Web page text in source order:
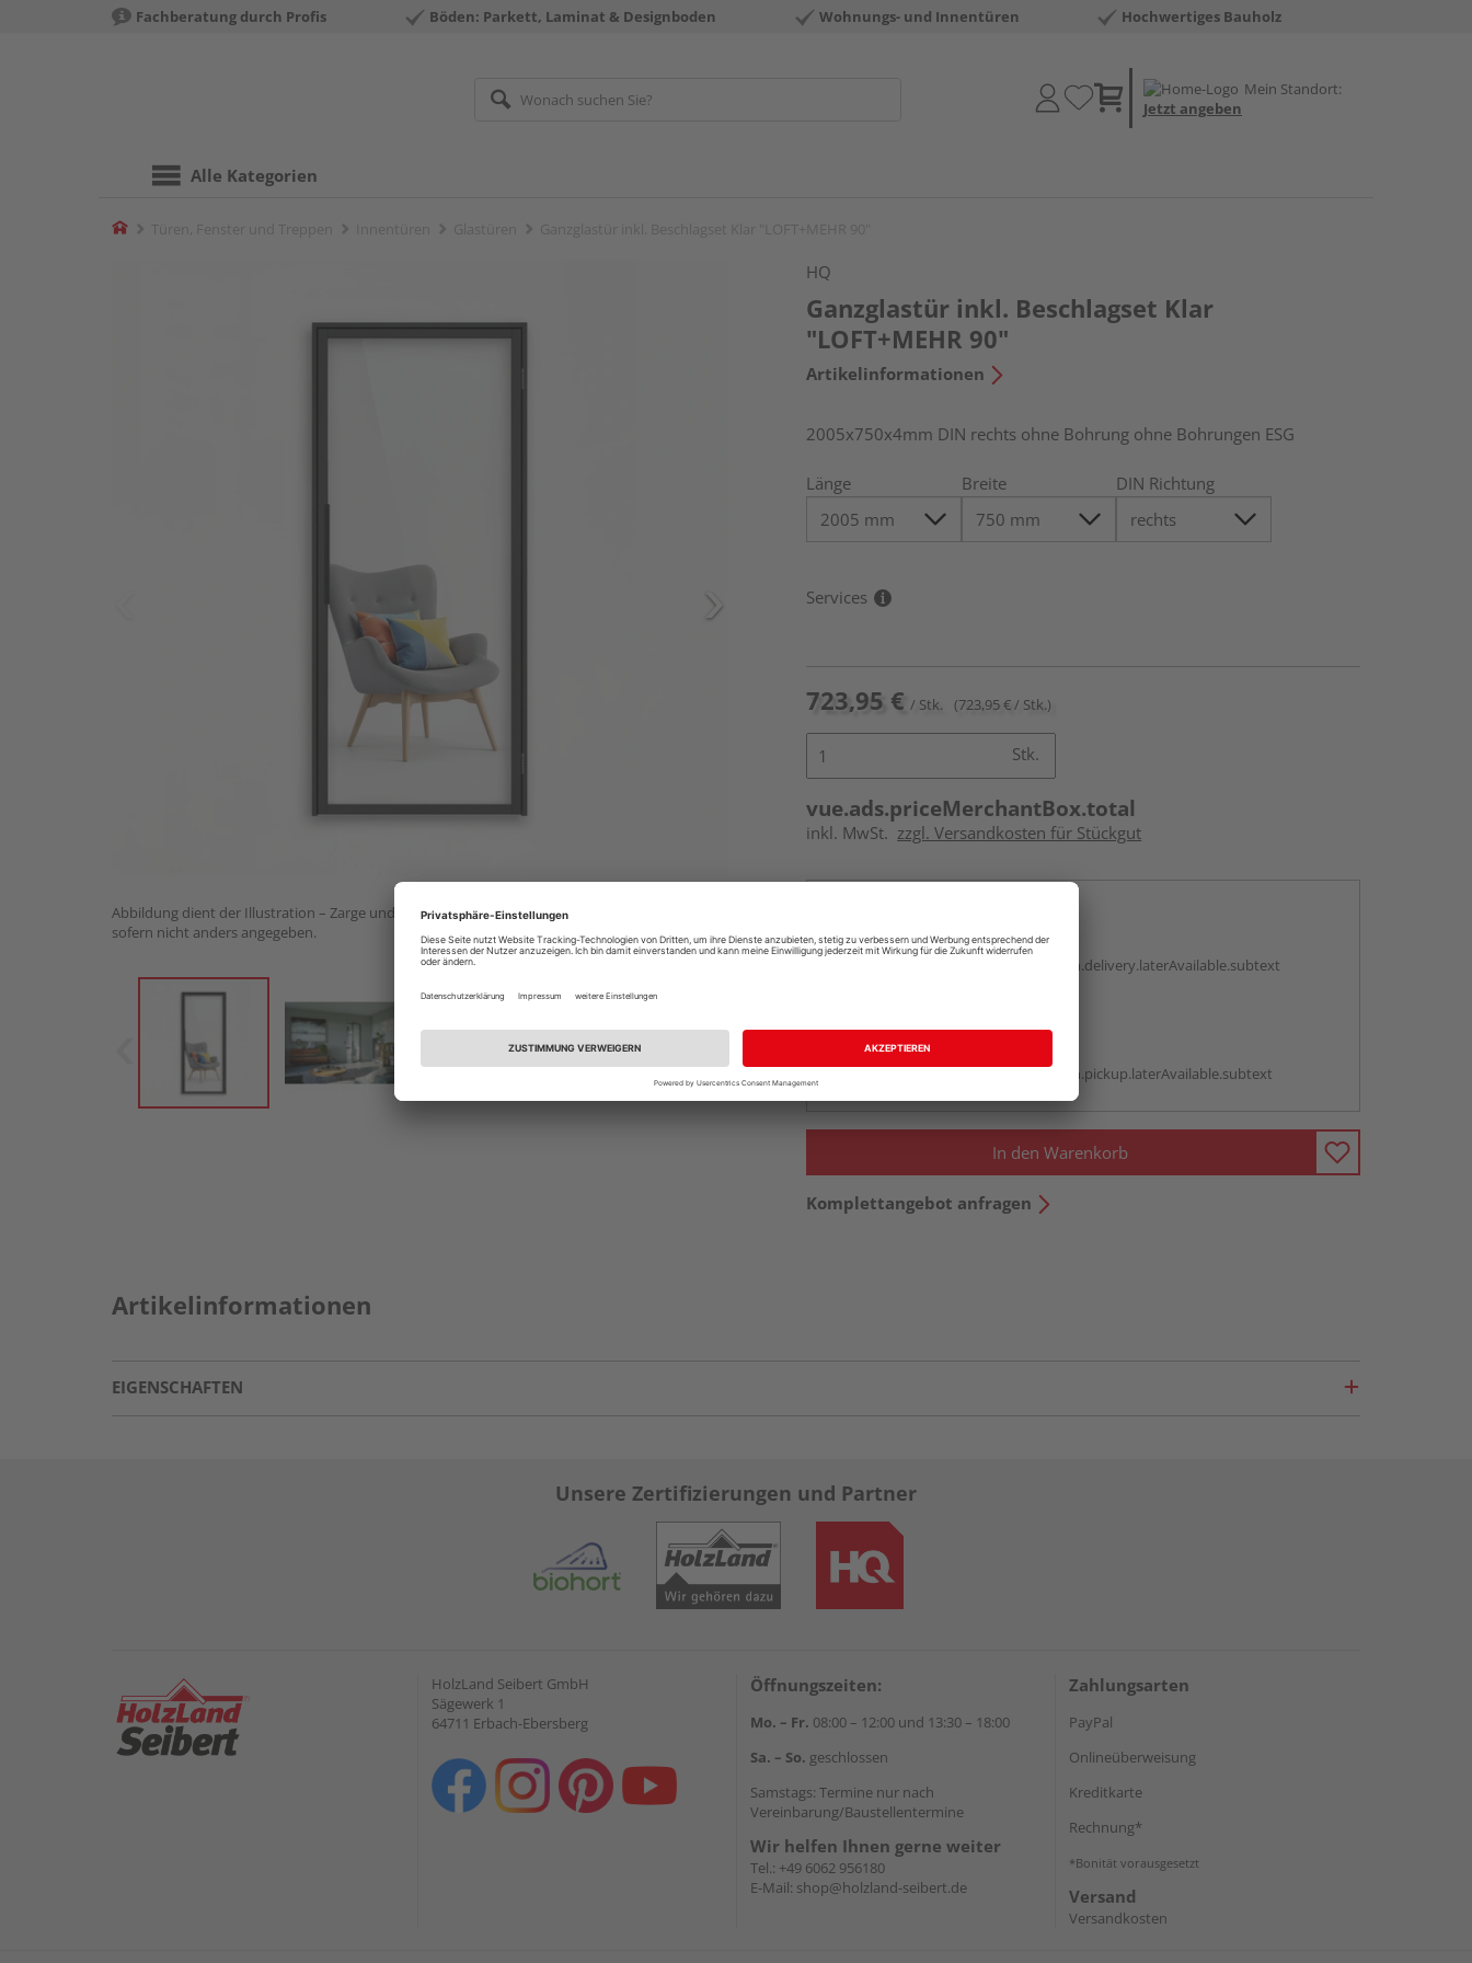
Fachberatung durch Profis Böden: Parkett, Laminat & Designboden Wohnungs- und Innentüren Hochwertiges Bauholz
Mein Standort:
Jetzt angeben
Alle Kategorien
Home
Abbildung dient der Illustration – Zarge und Beschlagset nicht im Lieferumfang enthalten,
sofern nicht anders angegeben.
HQ
Ganzglastür inkl. Beschlagset Klar
"LOFT+MEHR 90"
Artikelinformationen
2005x750x4mm DIN rechts ohne Bohrung ohne Bohrungen ESG
Länge Breite DIN Richtung
Services
723,95 € / Stk. (723,95 € / Stk.)
Stk.
vue.ads.priceMerchantBox.total
inkl. MwSt. zzgl. Versandkosten für Stückgut
Auf Vorbestellung:
vue.ads.priceMerchantBox.option.delivery.laterAvailable.subtext
Auf Vorbestellung:
vue.ads.priceMerchantBox.option.pickup.laterAvailable.subtext
In den Warenkorb
Komplettangebot anfragen
Artikelinformationen
EIGENSCHAFTEN
Unsere Zertifizierungen und Partner
HolzLand Seibert GmbH
Sägewerk 1
64711 Erbach-Ebersberg
Öffnungszeiten:
Mo. – Fr. 08:00 – 12:00 und 13:30 – 18:00
Sa. – So. geschlossen
Samstags: Termine nur nach
Vereinbarung/Baustellentermine
Wir helfen Ihnen gerne weiter
Tel.: +49 6062 956180
E-Mail: shop@holzland-seibert.de
Zahlungsarten
PayPal
Onlineüberweisung
Kreditkarte
Rechnung*
*Bonität vorausgesetzt
Versand
Versandkosten